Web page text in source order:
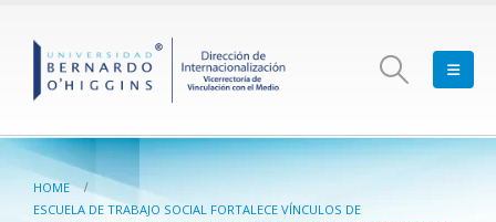
HOME
ESCUELA DE TRABAJO SOCIAL FORTALECE VÍNCULOS DE